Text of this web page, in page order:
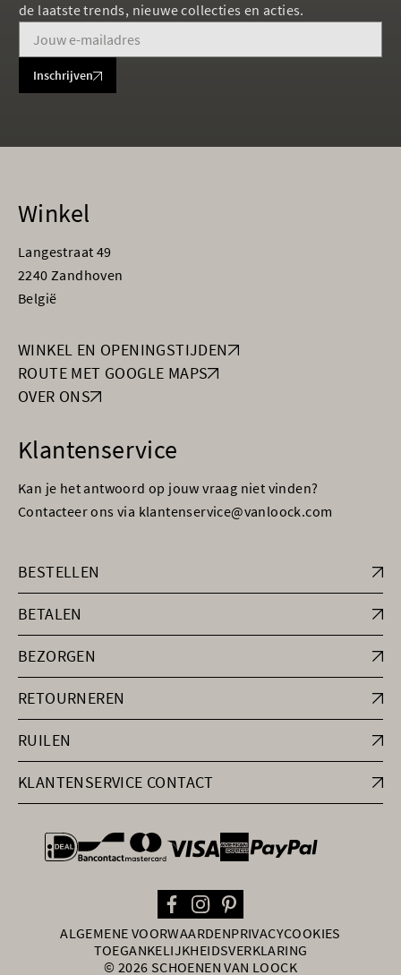
de laatste trends, nieuwe collecties en acties.
Inschrijven
Winkel
Langestraat 49
2240 Zandhoven
België
WINKEL EN OPENINGSTIJDEN
ROUTE MET GOOGLE MAPS
OVER ONS
Klantenservice
Kan je het antwoord op jouw vraag niet vinden?
Contacteer ons via klantenservice@vanloock.com
BESTELLEN
BETALEN
BEZORGEN
RETOURNEREN
RUILEN
KLANTENSERVICE CONTACT
general.paymentOptions
ALGEMENE VOORWAARDENPRIVACYCOOKIES
TOEGANKELIJKHEIDSVERKLARING
© 2026 SCHOENEN VAN LOOCK